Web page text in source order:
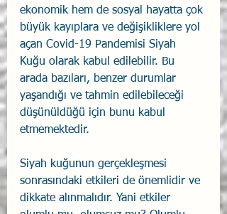
ekonomik hem de sosyal hayatta çok
büyük kayıplara ve değişikliklere yol
açan Covid-19 Pandemisi Siyah
Kuğu olarak kabul edilebilir. Bu
arada bazıları, benzer durumlar
yaşandığı ve tahmin edilebileceği
düşünüldüğü için bunu kabul
etmemektedir.
Siyah kuğunun gerçekleşmesi
sonrasındaki etkileri de önemlidir ve
dikkate alınmalıdır. Yani etkiler